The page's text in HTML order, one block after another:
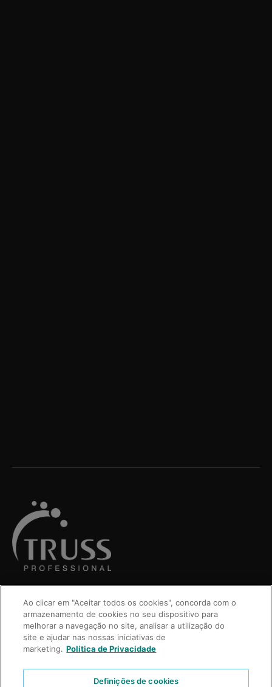
Ao clicar em "Aceitar todos os cookies", concorda com o
armazenamento de cookies no seu dispositivo para
melhorar a navegação no site, analisar a utilização do
site e ajudar nas nossas iniciativas de
marketing. Politica de Privacidade
Definições de cookies